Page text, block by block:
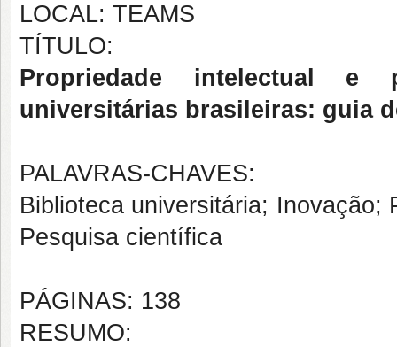
LOCAL: TEAMS
TÍTULO:
Propriedade intelectual e
universitárias brasileiras: guia
PALAVRAS-CHAVES:
Biblioteca universitária; Inovação;
Pesquisa científica
PÁGINAS: 138
RESUMO: